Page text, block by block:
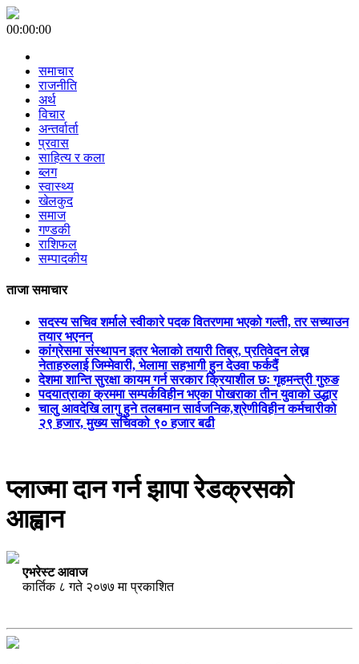
00:00:00
समाचार
राजनीति
अर्थ
विचार
अन्तर्वार्ता
प्रवास
साहित्य र कला
ब्लग
स्वास्थ्य
खेलकुद
समाज
गण्डकी
राशिफल
सम्पादकीय
ताजा समाचार
सदस्य सचिव शर्माले स्वीकारे पदक वितरणमा भएको गल्ती, तर सच्याउन
तयार भएनन्
कांग्रेसमा संस्थापन इतर भेलाको तयारी तिब्र, प्रतिवेदन लेख्न
नेताहरुलाई जिम्मेवारी, भेलामा सहभागी हुन देउवा फर्कदैं
देशमा शान्ति सुरक्षा कायम गर्न सरकार क्रियाशील छः गृहमन्त्री गुरुङ
पदयात्राका क्रममा सम्पर्कविहीन भएका पोखराका तीन युवाको उद्धार
चालु आवदेखि लागु हुने तलबमान सार्वजनिक,श्रेणीविहीन कर्मचारीको
२९ हजार, मुख्य सचिवको ९० हजार बढी
प्लाज्मा दान गर्न झापा रेडक्रसको
आह्वान
एभरेस्ट आवाज
कार्तिक ८ गते २०७७ मा प्रकाशित